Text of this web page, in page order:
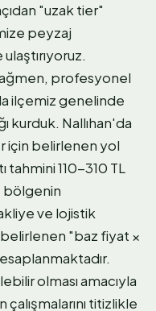
"uzak tier"
peyzaj
profesyonel
ilçemiz genelinde
kurduk. Nallıhan'da
belirlenen yol
tahmini 110-310 TL
bölgenin
ve lojistik
"baz fiyat ×
olması amacıyla
titizlikle